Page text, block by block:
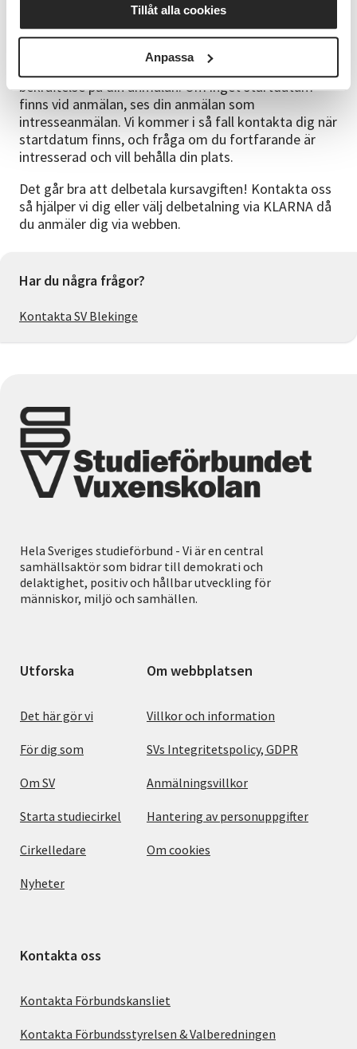
Tillåt alla cookies
Anpassa
Din anmälan är bindande då ett startdatum finns.För
mer info, läs våra avboknings- och anmälningsvillkor.
Vid anmälan via vår hemsida, får du automatiskt en
bekräftelse på din anmälan. Om inget startdatum
finns vid anmälan, ses din anmälan som
intresseanmälan. Vi kommer i så fall kontakta dig när
startdatum finns, och fråga om du fortfarande är
intresserad och vill behålla din plats.
Det går bra att delbetala kursavgiften! Kontakta oss
så hjälper vi dig eller välj delbetalning via KLARNA då
du anmäler dig via webben.
Har du några frågor?
Kontakta SV Blekinge
Hela Sveriges studieförbund - Vi är en central
samhällsaktör som bidrar till demokrati och
delaktighet, positiv och hållbar utveckling för
människor, miljö och samhällen.
Utforska
Det här gör vi
För dig som
Om SV
Starta studiecirkel
Cirkelledare
Nyheter
Om webbplatsen
Villkor och information
SVs Integritetspolicy, GDPR
Anmälningsvillkor
Hantering av personuppgifter
Om cookies
Kontakta oss
Kontakta Förbundskansliet
Kontakta Förbundsstyrelsen & Valberedningen